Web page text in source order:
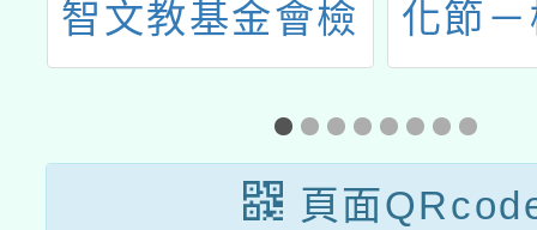
智文教基金會檢
送「點亮桃園 點
亮海洋 從校園減
塑邁向淨零綠生
化節
長
頁面